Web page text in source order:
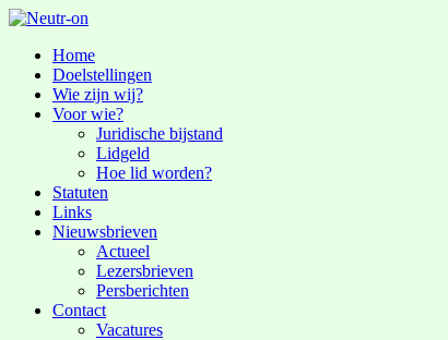
Home
Doelstellingen
Wie zijn wij?
Voor wie?
Juridische bijstand
Lidgeld
Hoe lid worden?
Statuten
Links
Nieuwsbrieven
Actueel
Lezersbrieven
Persberichten
Contact
Vacatures